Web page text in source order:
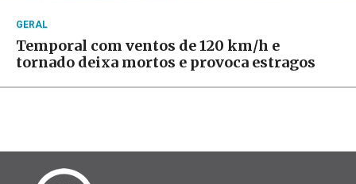
GERAL
Temporal com ventos de 120 km/h e
tornado deixa mortos e provoca estragos